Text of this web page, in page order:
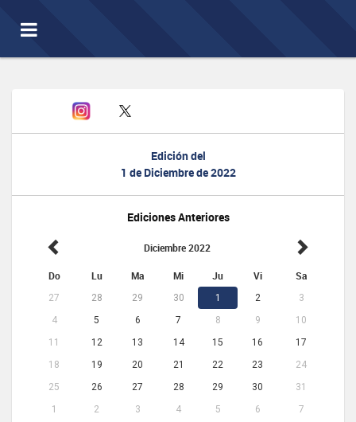
Toggle
navigation
Edición del
1 de Diciembre de 2022
Ediciones Anteriores
Diciembre 2022
Do Lu Ma Mi Ju Vi Sa
27 28 29 30 1 2
3
4
5 6 7 8 9
10
11
12 13 14 15 16
17
18
19 20 21 22 23
24
25
26 27 28 29 30
31
1
2 3 4 5 6 7